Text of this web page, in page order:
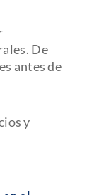
De
antes de
y